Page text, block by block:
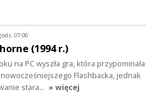
07:00
(1994 r.)
na PC wyszła gra, która przypominała
Flashbacka, jednak
stara… » więcej